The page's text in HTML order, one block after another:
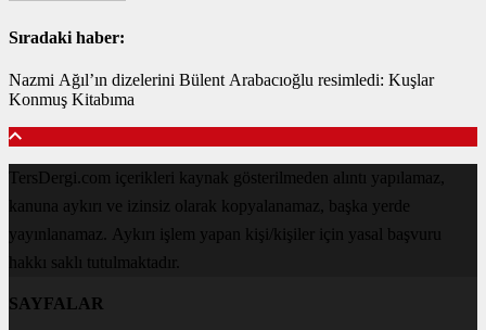
Sıradaki haber:
Nazmi Ağıl’ın dizelerini Bülent Arabacıoğlu resimledi: Kuşlar
Konmuş Kitabıma
TersDergi.com içerikleri kaynak gösterilmeden alıntı yapılamaz,
kanuna aykırı ve izinsiz olarak kopyalanamaz, başka yerde
yayınlanamaz. Aykırı işlem yapan kişi/kişiler için yasal başvuru
hakkı saklı tutulmaktadır.
SAYFALAR